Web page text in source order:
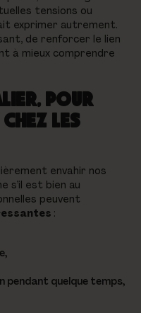
tensions ou
exprimer autrement.
de renforcer le lien
à mieux comprendre
POUR
LES
envahir nos
s’il est bien au
peuvent
:
pendant quelque temps,